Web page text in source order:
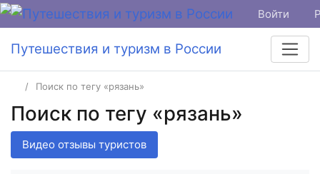
Войти
Путешествия и туризм в России
Поиск по тегу «рязань»
Поиск по тегу «рязань»
Видео отзывы туристов